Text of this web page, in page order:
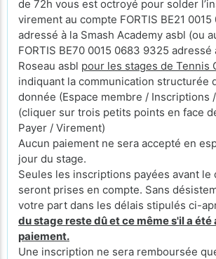
de 72h vous est octroyé pour solder
virement au compte FORTIS BE21
adressé à la Smash Academy asbl (ou
FORTIS BE70 0015 0683 9325 adressé
Roseau asbl pour les stages de Tennis
indiquant la communication structurée
donnée (Espace membre / Inscriptions
(cliquer sur trois petits points en face
Payer / Virement)
Aucun paiement ne sera accepté en
jour du stage.
Seules les inscriptions payées avant le
seront prises en compte. Sans
votre part dans les délais stipulés ci-
du stage reste dû et ce même s'il a
paiement.
Une inscription ne sera remboursée